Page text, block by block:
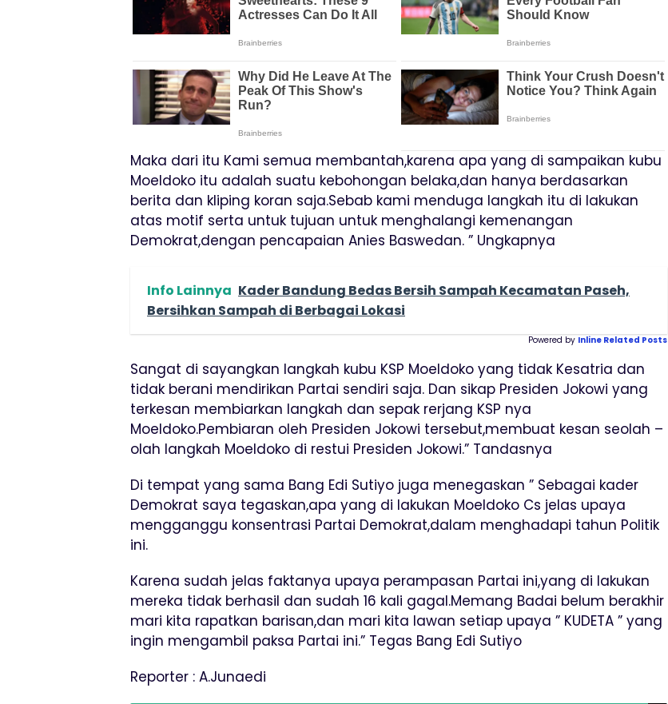
Maka dari itu Kami semua membantah,karena apa yang di sampaikan kubu
Moeldoko itu adalah suatu kebohongan belaka,dan hanya berdasarkan
berita dan kliping koran saja.Sebab kami menduga langkah itu di lakukan
atas motif serta untuk tujuan untuk menghalangi kemenangan
Demokrat,dengan pencapaian Anies Baswedan. ” Ungkapnya
Info Lainnya Kader Bandung Bedas Bersih Sampah Kecamatan Paseh,
Bersihkan Sampah di Berbagai Lokasi
Powered by Inline Related Posts
Sangat di sayangkan langkah kubu KSP Moeldoko yang tidak Kesatria dan
tidak berani mendirikan Partai sendiri saja. Dan sikap Presiden Jokowi yang
terkesan membiarkan langkah dan sepak rerjang KSP nya
Moeldoko.Pembiaran oleh Presiden Jokowi tersebut,membuat kesan seolah –
olah langkah Moeldoko di restui Presiden Jokowi.” Tandasnya
Di tempat yang sama Bang Edi Sutiyo juga menegaskan ” Sebagai kader
Demokrat saya tegaskan,apa yang di lakukan Moeldoko Cs jelas upaya
mengganggu konsentrasi Partai Demokrat,dalam menghadapi tahun Politik
ini.
Karena sudah jelas faktanya upaya perampasan Partai ini,yang di lakukan
mereka tidak berhasil dan sudah 16 kali gagal.Memang Badai belum berakhir
mari kita rapatkan barisan,dan mari kita lawan setiap upaya ” KUDETA ” yang
ingin mengambil paksa Partai ini.” Tegas Bang Edi Sutiyo
Reporter : A.Junaedi